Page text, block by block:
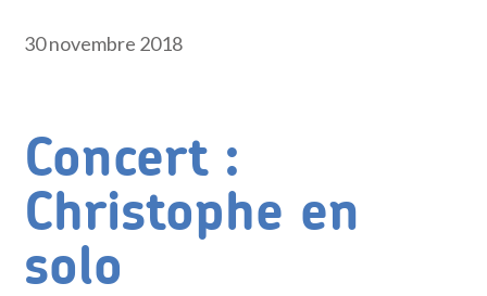
30 novembre 2018
Concert :
Christophe en
solo